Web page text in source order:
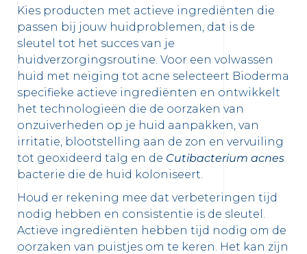
Kies producten met actieve ingrediënten die
passen bij jouw huidproblemen, dat is de
sleutel tot het succes van je
huidverzorgingsroutine. Voor een volwassen
huid met neiging tot acne selecteert Bioderma
specifieke actieve ingrediënten en ontwikkelt
het technologieën die de oorzaken van
onzuiverheden op je huid aanpakken, van
irritatie, blootstelling aan de zon en vervuiling
tot geoxideerd talg en de Cutibacterium acnes
bacterie die de huid koloniseert.
Houd er rekening mee dat verbeteringen tijd
nodig hebben en consistentie is de sleutel.
Actieve ingrediënten hebben tijd nodig om de
oorzaken van puistjes om te keren. Het kan zijn